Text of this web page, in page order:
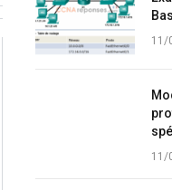
11/
11/